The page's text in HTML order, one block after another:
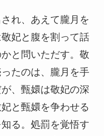
れ、あえて朧月を
妃と腹を割って話
と問いただす。敬
たのは、朧月を手
、甄嬛は敬妃の深
と甄嬛を争わせる
る。処罰を覚悟す